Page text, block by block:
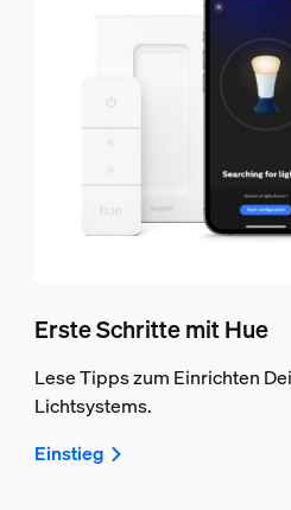
Erste Schritte mit Hue
Lese Tipps zum Einrichten
Lichtsystems.
Einstieg